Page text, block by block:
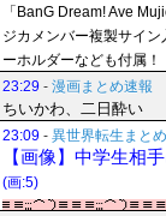
「BanG Dream! Ave
ジカメンバー複製サイ
ーホルダーなども付属！
23:29 - 漫画まとめ速報
ちいかわ、二日酔い
23:09 - 異世界転生まと
【画像】中学生相
(画:5)